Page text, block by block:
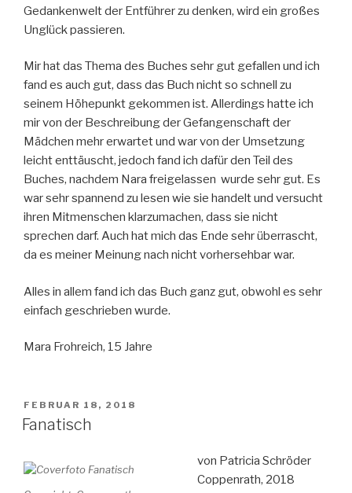
Gedankenwelt der Entführer zu denken, wird ein großes
Unglück passieren.
Mir hat das Thema des Buches sehr gut gefallen und ich
fand es auch gut, dass das Buch nicht so schnell zu
seinem Höhepunkt gekommen ist. Allerdings hatte ich
mir von der Beschreibung der Gefangenschaft der
Mädchen mehr erwartet und war von der Umsetzung
leicht enttäuscht, jedoch fand ich dafür den Teil des
Buches, nachdem Nara freigelassen wurde sehr gut. Es
war sehr spannend zu lesen wie sie handelt und versucht
ihren Mitmenschen klarzumachen, dass sie nicht
sprechen darf. Auch hat mich das Ende sehr überrascht,
da es meiner Meinung nach nicht vorhersehbar war.
Alles in allem fand ich das Buch ganz gut, obwohl es sehr
einfach geschrieben wurde.
Mara Frohreich, 15 Jahre
VERÖFFENTLICHT
AM
FEBRUAR 18, 2018
Fanatisch
von Patricia Schröder
Coppenrath, 2018